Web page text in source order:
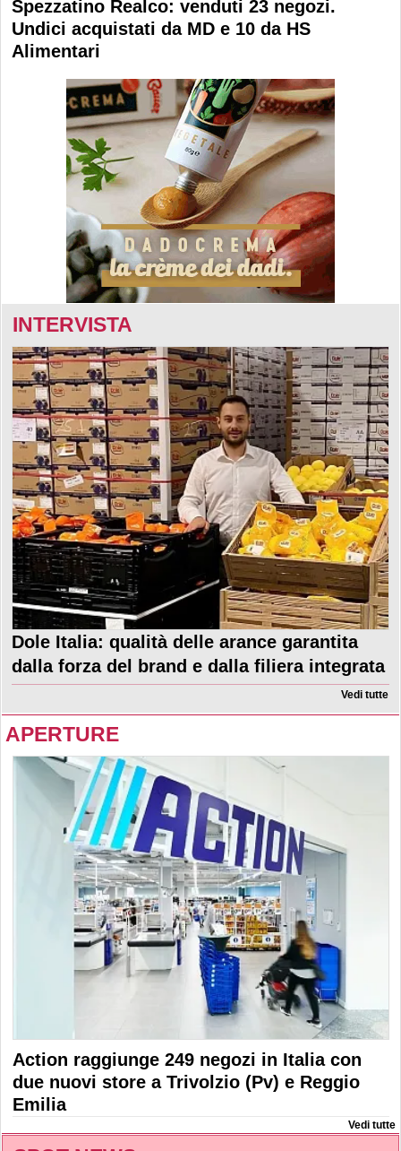
Spezzatino Realco: venduti 23 negozi.
Undici acquistati da MD e 10 da HS
Alimentari
INTERVISTA
Dole Italia: qualità delle arance garantita
dalla forza del brand e dalla filiera integrata
Vedi tutte
APERTURE
Action raggiunge 249 negozi in Italia con
due nuovi store a Trivolzio (Pv) e Reggio
Emilia
Vedi tutte